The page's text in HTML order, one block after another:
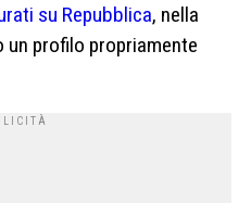
su Repubblica, nella
un profilo propriamente